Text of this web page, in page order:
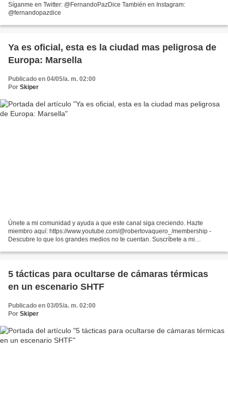
Síganme en Twitter: @FernandoPazDice También en Instagram:
@fernandopazdice
Ya es oficial, esta es la ciudad mas peligrosa de
Europa: Marsella
Publicado en 04/05/a. m. 02:00
Por Skiper
Únete a mi comunidad y ayuda a que este canal siga creciendo. Hazte
miembro aquí: https://www.youtube.com/@robertovaquero_/membership -
Descubre lo que los grandes medios no te cuentan. Suscríbete a mi
5 tácticas para ocultarse de cámaras térmicas
en un escenario SHTF
Publicado en 03/05/a. m. 02:00
Por Skiper